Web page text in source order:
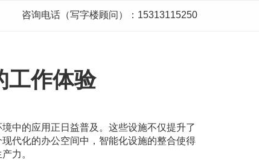
咨询电话（写字楼顾问）：15313115250
工作体验
中的应用正日益普及。这些设施不仅提升了
代化的办公空间中，智能化设施的整合使得
力。